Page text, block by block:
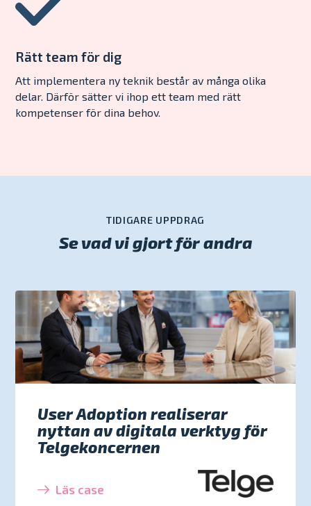
Rätt team för dig
Att implementera ny teknik består av många olika
delar. Därför sätter vi ihop ett team med rätt
kompetenser för dina behov.
TIDIGARE UPPDRAG
Se vad vi gjort för andra
User Adoption realiserar
nyttan av digitala verktyg för
Telgekoncernen
Läs case